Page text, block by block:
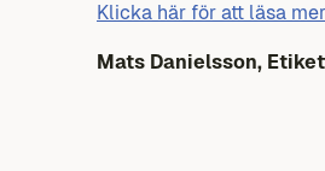
Klicka här för att läsa
Mats Danielsson,